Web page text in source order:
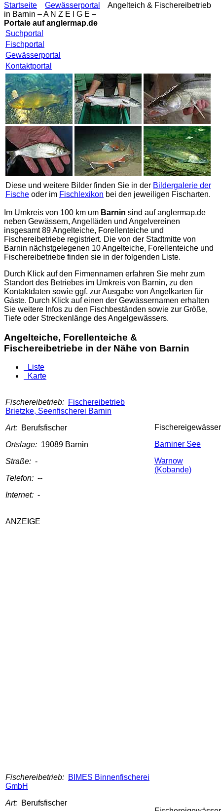
Startseite Gewässerportal
Angelteich & Fischereibetrieb
in Barnin – A N Z E I G E –
Portale aufanglermap.de
Suchportal
Fischportal
Gewässerportal
Kontaktportal
Diese und weitere Bilder finden Sie in der Bildergalerie der
Fische oder im Fischlexikon bei den jeweiligen Fischarten.
Im Umkreis von 100 km um Barnin sind aufanglermap.de
neben Gewässern, Angelläden und Angelvereinen
insgesamt 89 Angelteiche, Forellenteiche und
Fischereibetriebe registriert. Die von der Stadtmitte von
Barnin nächstgelegenen 10 Angelteiche, Forellenteiche und
Fischereibetriebe finden sie in der folgenden Liste.
Durch Klick auf den Firmennamen erfahren Sie mehr zum
Standort des Betriebes im Umkreis von Barnin, zu den
Kontaktdaten sowie ggf. zur Ausgabe von Angelkarten für
Gäste. Durch Klick auf einen der Gewässernamen erhalten
Sie weitere Infos zu den Fischbeständen sowie zur Größe,
Tiefe oder Streckenlänge des Angelgewässers.
Angelteiche, Forellenteiche &
Fischereibetriebe in der Nähe von Barnin
Liste
Karte
Fischereibetrieb: Fischereibetrieb
Brietzke, Seenfischerei Barnin
Art: Berufsfischer
Ortslage: 19089 Barnin
Straße: -
Telefon: --
Internet: -
Fischereigewässer
Barniner See
Warnow
(Kobande)
ANZEIGE
Fischereibetrieb: BIMES Binnenfischerei
GmbH
Art: Berufsfischer